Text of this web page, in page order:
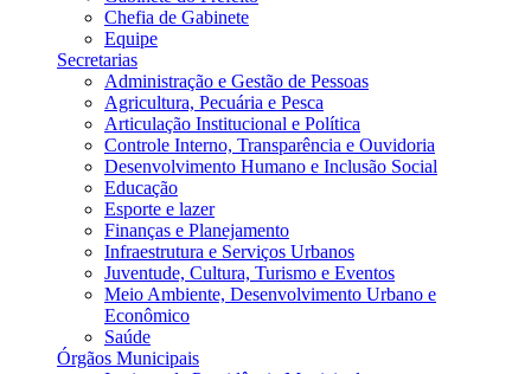
Chefia de Gabinete
Equipe
Secretarias
Administração e Gestão de Pessoas
Agricultura, Pecuária e Pesca
Articulação Institucional e Política
Controle Interno, Transparência e Ouvidoria
Desenvolvimento Humano e Inclusão Social
Educação
Esporte e lazer
Finanças e Planejamento
Infraestrutura e Serviços Urbanos
Juventude, Cultura, Turismo e Eventos
Meio Ambiente, Desenvolvimento Urbano e
Econômico
Saúde
Órgãos Municipais